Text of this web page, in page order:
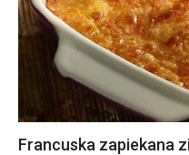
Francuska zapiekana